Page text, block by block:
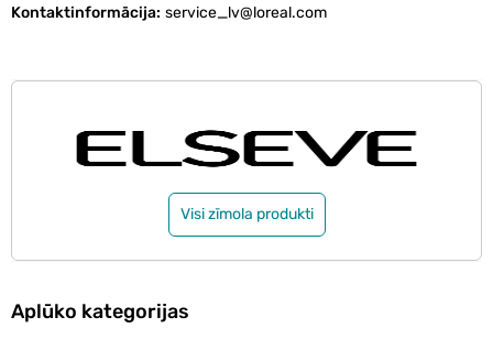
Kontaktinformācija service_lv@loreal.com
Visi zīmola produkti
Aplūko kategorijas